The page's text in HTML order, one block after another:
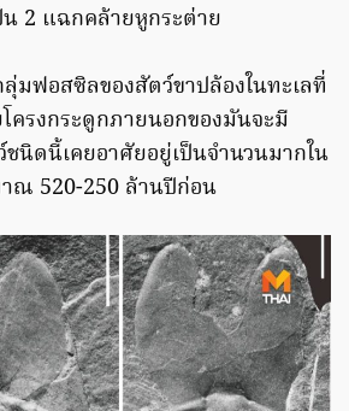
2 แฉกคล้ายหูกระต่าย
ลุ่มฟอสซิลของสัตว์ขาปล้องในทะเลที่
ครงกระดูกภายนอกของมันจะมี
นิดนี้เคยอาศัยอยู่เป็นจำนวนมากใน
ณ 520-250 ล้านปีก่อน